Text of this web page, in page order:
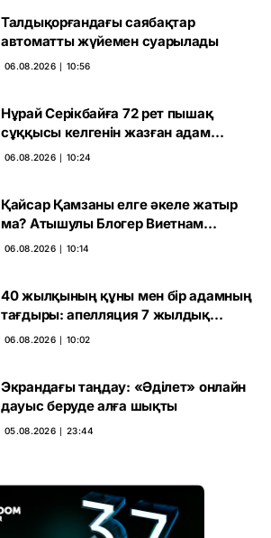
Талдықорғандағы саябақтар
автоматты жүйемен суарылады
06.08.2026 ∣ 10:56
Нұрай Серікбайға 72 рет пышақ
сұққысы келгенін жазған адам
ұсталды
06.08.2026 ∣ 10:24
Қайсар Қамзаны елге әкеле жатыр
ма? Атышулы Блогер Виетнам
әуежайында көзге түсті
06.08.2026 ∣ 10:14
40 жылқының құны мен бір адамның
тағдыры: апелляция 7 жылдық
үкімді бұзды
06.08.2026 ∣ 10:02
Экрандағы таңдау: «Әділет» онлайн
дауыс беруде алға шықты
05.08.2026 ∣ 23:44